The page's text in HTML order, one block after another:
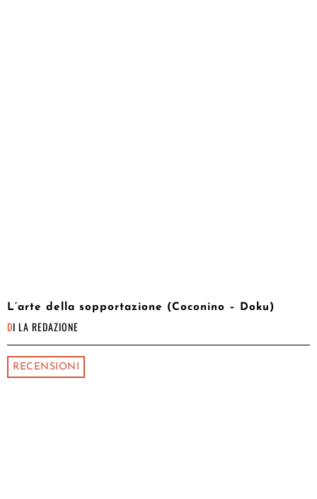
L’arte della sopportazione (Coconino – Doku)
DI LA REDAZIONE
RECENSIONI